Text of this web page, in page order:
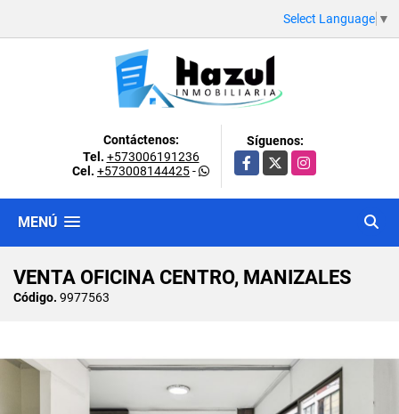
Select Language ▼
Contáctenos:
Tel. +573006191236
Cel. +573008144425-
Síguenos:
Facebook
X Instagram
MENÚ
VENTA OFICINA CENTRO, MANIZALES
Código. 9977563